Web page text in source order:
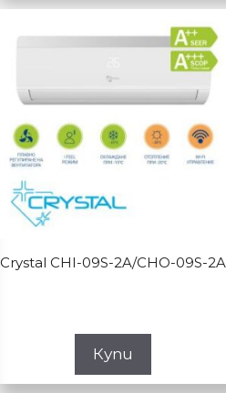
Crystal CHI-09S-2A/CHO-09S-2A
Купи